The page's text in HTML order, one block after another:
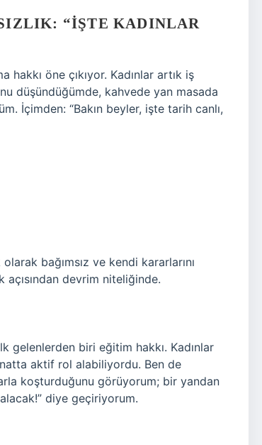
“İŞTE KADINLAR
hakkı öne çıkıyor. Kadınlar artık iş
düşündüğümde, kahvede yan masada
İçimden: “Bakın beyler, işte tarih canlı,
bağımsız ve kendi kararlarını
devrim niteliğinde.
gelenlerden biri eğitim hakkı. Kadınlar
aktif rol alabiliyordu. Ben de
koşturduğunu görüyorum; bir yandan
diye geçiriyorum.